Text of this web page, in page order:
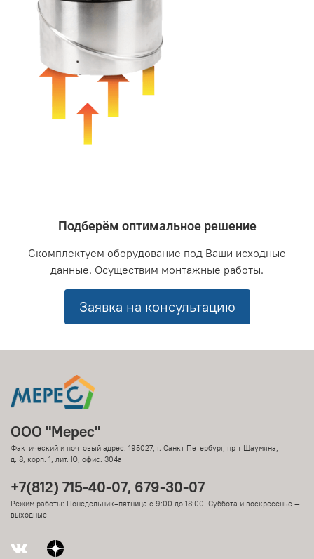
Подберём оптимальное решение
Скомплектуем оборудование под Ваши исходные
данные. Осуществим монтажные работы.
Заявка на консультацию
ООО "Мерес"
Фактический и почтовый адрес: 195027, г. Санкт-Петербург, пр-т Шаумяна,
д. 8, корп. 1, лит. Ю, офис. 304а
+7(812) 715-40-07, 679-30-07
Режим работы: Понедельник–пятница с 9:00 до 18:00 Суббота и воскресенье —
выходные